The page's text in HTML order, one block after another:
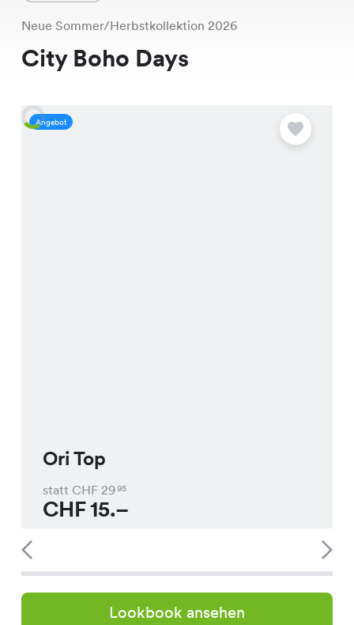
Neue Sommer/Herbstkollektion 2026
City Boho Days
Angebot
Ori Top
statt CHF 2995
CHF15.–
Lookbook ansehen